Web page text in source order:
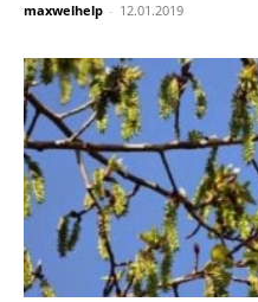
maxwelhelp - 12.01.2019